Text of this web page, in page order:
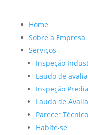
Home
Sobre a Empresa
Serviços
Inspeção
Laudo de
Inspeção
Laudo de
Parecer
Habite-se